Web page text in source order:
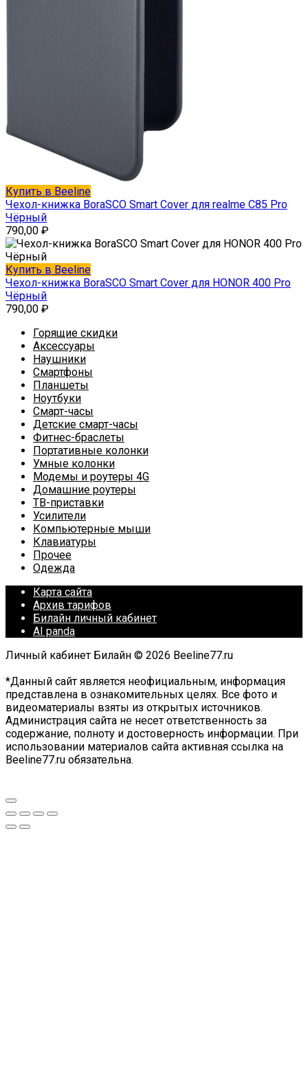
Купить в Beeline
Чехол-книжка BoraSCO Smart Cover для realme C85 Pro
Чёрный
790,00 ₽
Купить в Beeline
Чехол-книжка BoraSCO Smart Cover для HONOR 400 Pro
Чёрный
790,00 ₽
Горящие скидки
Аксессуары
Наушники
Смартфоны
Планшеты
Ноутбуки
Смарт-часы
Детские смарт-часы
Фитнес-браслеты
Портативные колонки
Умные колонки
Модемы и роутеры 4G
Домашние роутеры
ТВ-приставки
Усилители
Компьютерные мыши
Клавиатуры
Прочее
Одежда
Карта сайта
Архив тарифов
Билайн личный кабинет
AI panda
Личный кабинет Билайн © 2026 Beeline77.ru
*Данный сайт является неофициальным, информация
представлена в ознакомительных целях. Все фото и
видеоматериалы взяты из открытых источников.
Администрация сайта не несет ответственность за
содержание, полноту и достоверность информации. При
использовании материалов сайта активная ссылка на
Beeline77.ru обязательна.